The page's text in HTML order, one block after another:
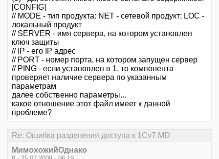
[CONFIG]
// MODE - тип продукта: NET - сетевой продукт; LOC -
локальный продукт
// SERVER - имя сервера, на котором установлен
ключ защиты
// IP - его IP адрес
// PORT - номер порта, на котором запущен сервер
// PING - если установлен в 1, то компонента
проверяет наличие сервера по указанным
параметрам
далее собственно параметры...
какое отношение этот файл имеет к данной
проблеме?
Re: Ошибка разделения доступа к 1Cv7.MD
МимохожийОднако